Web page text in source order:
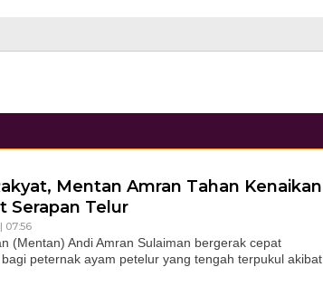
Mentan Amran Tahan Kenaikan
Serapan Telur
07:56
(Mentan) Andi Amran Sulaiman bergerak cepat
peternak ayam petelur yang tengah terpukul akibat